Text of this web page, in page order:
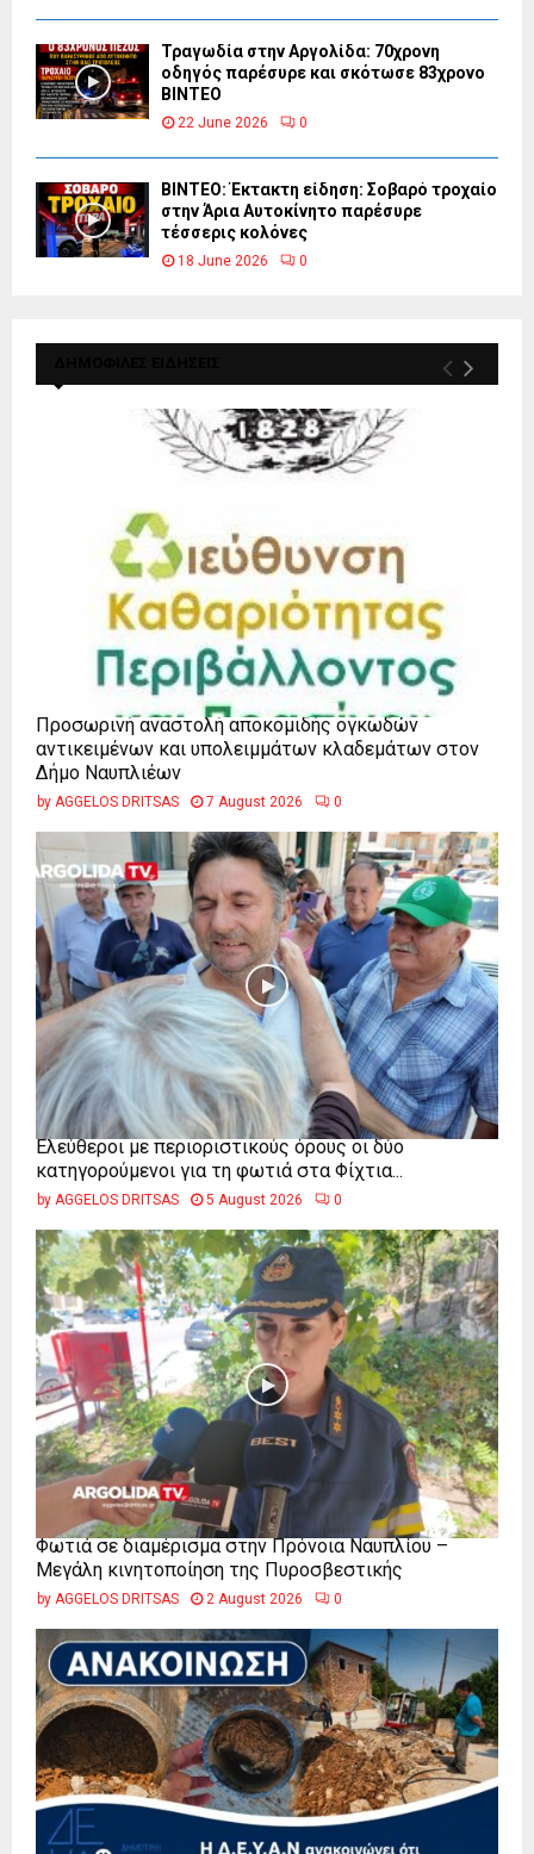
Τραγωδία στην Αργολίδα: 70χρονη
οδηγός παρέσυρε και σκότωσε 83χρονο
ΒΙΝΤΕΟ
22 June 2026 0
ΒΙΝΤΕΟ: Έκτακτη είδηση: Σοβαρό τροχαίο
στην Άρια Αυτοκίνητο παρέσυρε
τέσσερις κολόνες
18 June 2026 0
Προσωρινή αναστολή αποκομιδής ογκωδών
αντικειμένων και υπολειμμάτων κλαδεμάτων στον
Δήμο Ναυπλιέων
by AGGELOS DRITSAS 7 August 2026 0
Ελεύθεροι με περιοριστικούς όρους οι δύο
κατηγορούμενοι για τη φωτιά στα Φίχτια...
by AGGELOS DRITSAS 5 August 2026 0
Φωτιά σε διαμέρισμα στην Πρόνοια Ναυπλίου –
Μεγάλη κινητοποίηση της Πυροσβεστικής
by AGGELOS DRITSAS 2 August 2026 0